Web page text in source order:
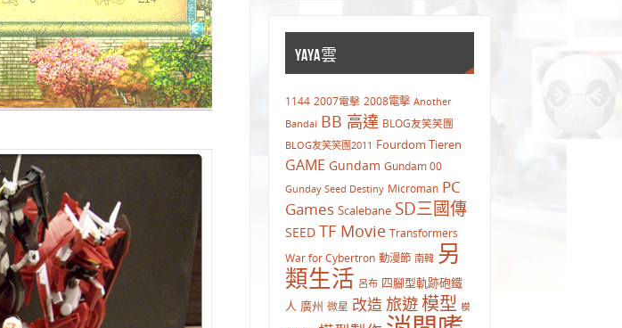
YAYA雲
1144 2007電擊 2008電擊 Another
Bandai BB 高達 BLOG友笑笑團
BLOG友笑笑團2011 Fourdom Tieren
GAME Gundam Gundam 00
Gunday Seed Destiny Microman PC
Games Scalebane SD三國傳
SEED TF Movie Transformers
War for Cybertron 動漫節 南韓 另
類生活 呂布 四腳型軌跡砲鐵
人 廣州 微星 改造 旅遊模型 模